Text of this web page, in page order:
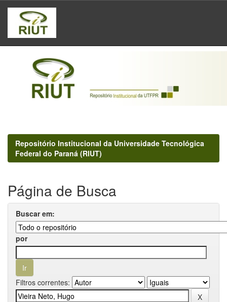
Skip
navigation
Repositório Institucional da Universidade Tecnológica
Federal do Paraná (RIUT)
Página de Busca
Buscar em:
por
Filtros correntes: